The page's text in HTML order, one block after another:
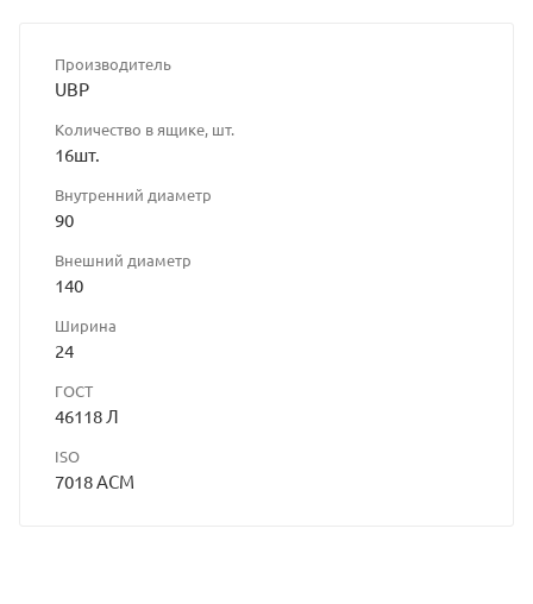
Производитель
UBP
Количество в ящике, шт.
16шт.
Внутренний диаметр
90
Внешний диаметр
140
Ширина
24
ГОСТ
46118 Л
ISO
7018 ACM